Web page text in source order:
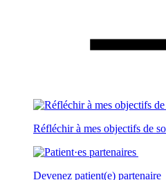
Réfléchir à mes objectifs de
Devenez patient(e) partenaire